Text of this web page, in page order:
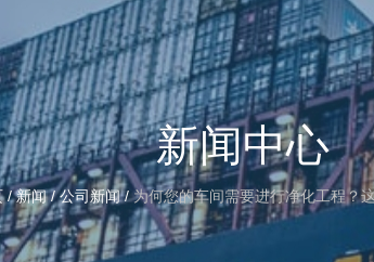
新闻中心
/新闻 /公司新闻 /为何您的车间需要进行净化工程？